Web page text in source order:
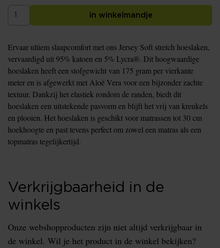
in winkelmandje
Ervaar ultiem slaapcomfort met ons Jersey Soft stretch hoeslaken,
vervaardigd uit 95% katoen en 5% Lycra®. Dit hoogwaardige
hoeslaken heeft een stofgewicht van 175 gram per vierkante
meter en is afgewerkt met Aloë Vera voor een bijzonder zachte
textuur. Dankzij het elastiek rondom de randen, biedt dit
hoeslaken een uitstekende pasvorm en blijft het vrij van kreukels
en plooien. Het hoeslaken is geschikt voor matrassen tot 30 cm
hoekhoogte en past tevens perfect om zowel een matras als een
topmatras tegelijkertijd.
Verkrijgbaarheid in de
winkels
Onze webshopproducten zijn niet altijd verkrijgbaar in
de winkel. Wil je het product in de winkel bekijken?